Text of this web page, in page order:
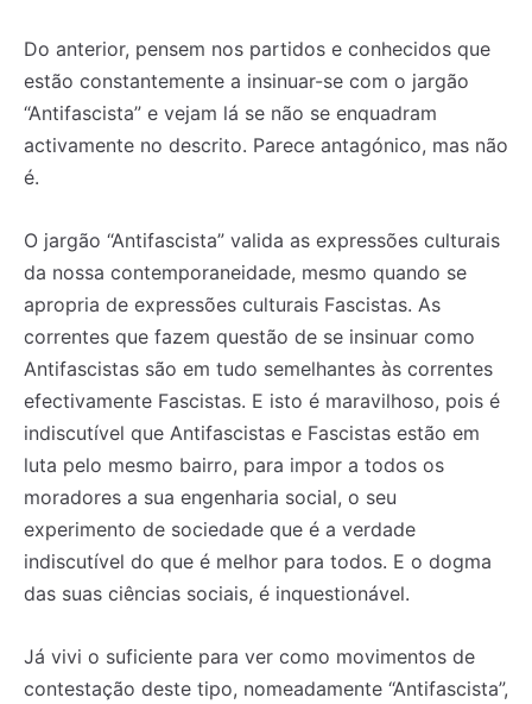
Do anterior, pensem nos partidos e conhecidos que
estão constantemente a insinuar-se com o jargão
“Antifascista” e vejam lá se não se enquadram
activamente no descrito. Parece antagónico, mas não
é.
O jargão “Antifascista” valida as expressões culturais
da nossa contemporaneidade, mesmo quando se
apropria de expressões culturais Fascistas. As
correntes que fazem questão de se insinuar como
Antifascistas são em tudo semelhantes às correntes
efectivamente Fascistas. E isto é maravilhoso, pois é
indiscutível que Antifascistas e Fascistas estão em
luta pelo mesmo bairro, para impor a todos os
moradores a sua engenharia social, o seu
experimento de sociedade que é a verdade
indiscutível do que é melhor para todos. E o dogma
das suas ciências sociais, é inquestionável.
Já vivi o suficiente para ver como movimentos de
contestação deste tipo, nomeadamente “Antifascista”,